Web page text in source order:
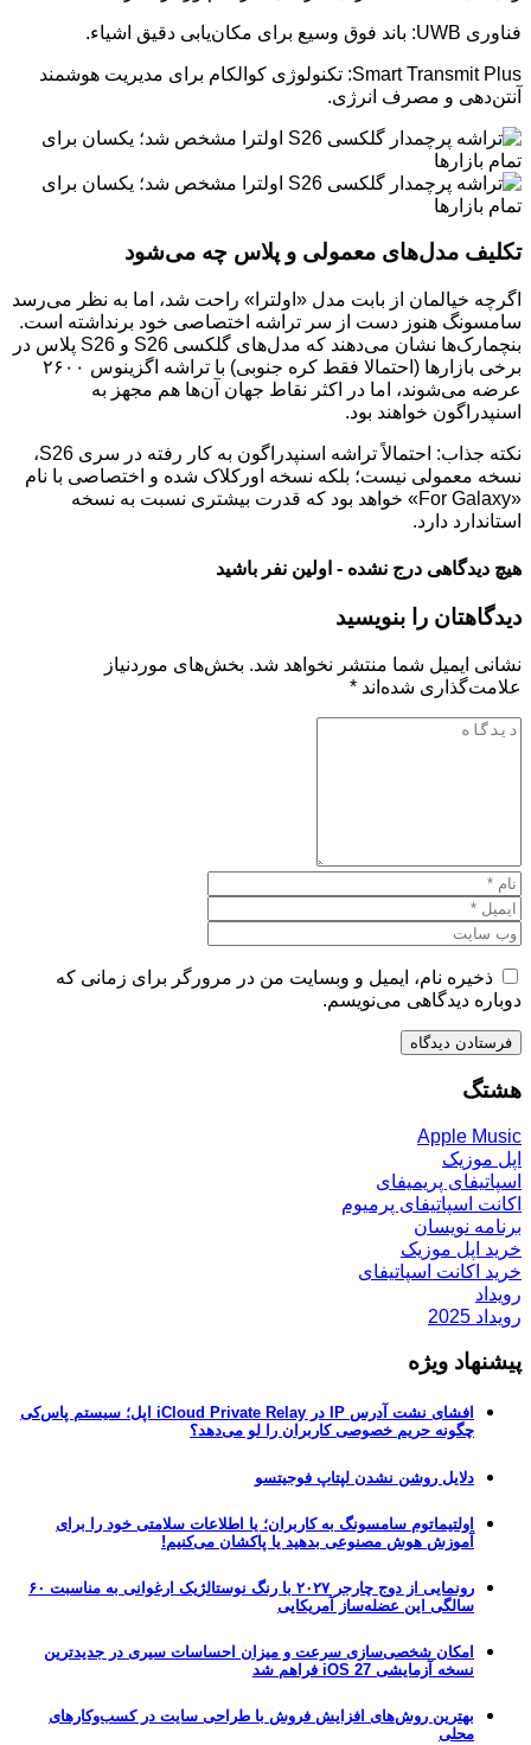
فناوری UWB: باند فوق وسیع برای مکان‌یابی دقیق اشیاء.
Smart Transmit Plus: تکنولوژی کوالکام برای مدیریت هوشمند
آنتن‌دهی و مصرف انرژی.
تکلیف مدل‌های معمولی و پلاس چه می‌شود
اگرچه خیالمان از بابت مدل «اولترا» راحت شد، اما به نظر می‌رسد
سامسونگ هنوز دست از سر تراشه اختصاصی خود برنداشته است.
بنچمارک‌ها نشان می‌دهند که مدل‌های گلکسی S26 و S26 پلاس در
برخی بازارها (احتمالا فقط کره جنوبی) با تراشه اگزینوس ۲۶۰۰
عرضه می‌شوند، اما در اکثر نقاط جهان آن‌ها هم مجهز به
اسنپدراگون خواهند بود.
نکته جذاب: احتمالاً تراشه اسنپدراگون به کار رفته در سری S26،
نسخه معمولی نیست؛ بلکه نسخه اورکلاک شده و اختصاصی با نام
«For Galaxy» خواهد بود که قدرت بیشتری نسبت به نسخه
استاندارد دارد.
هیچ دیدگاهی درج نشده - اولین نفر باشید
دیدگاهتان را بنویسید
نشانی ایمیل شما منتشر نخواهد شد. بخش‌های موردنیاز
علامت‌گذاری شده‌اند *
ذخیره نام، ایمیل و وبسایت من در مرورگر برای زمانی که
دوباره دیدگاهی می‌نویسم.
هشتگ
Apple Music
اپل موزیک
اسپاتیفای پریمیفای
اکانت اسپاتیفای پرمیوم
برنامه نویسان
خرید اپل موزیک
خرید اکانت اسپاتیفای
رویداد
رویداد 2025
پیشنهاد ویژه
افشای نشت آدرس IP در iCloud Private Relay اپل؛ سیستم پاس‌کی
چگونه حریم خصوصی کاربران را لو می‌دهد؟
دلایل روشن نشدن لپتاپ فوجیتسو
اولتیماتوم سامسونگ به کاربران؛ یا اطلاعات سلامتی خود را برای
آموزش هوش مصنوعی بدهید یا پاکشان می‌کنیم!
رونمایی از دوج چارجر ۲۰۲۷ با رنگ نوستالژیک ارغوانی به مناسبت ۶۰
سالگی این عضله‌ساز آمریکایی
امکان شخصی‌سازی سرعت و میزان احساسات سیری در جدیدترین
نسخه آزمایشی iOS 27 فراهم شد
بهترین روش‌های افزایش فروش با طراحی سایت در کسب‌وکارهای
محلی